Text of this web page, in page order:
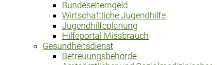
Bundeselterngeld
Wirtschaftliche Jugendhilfe
Jugendhilfeplanung
Hilfeportal Missbrauch
Gesundheitsdienst
Betreuungsbehörde